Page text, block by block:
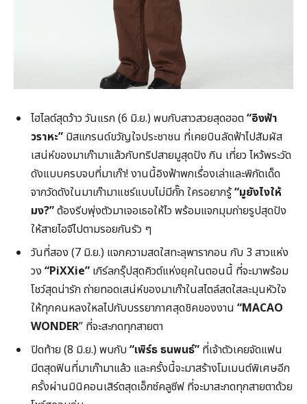
ไฮไลต์สุดว้าว วันแรก (6 มิ.ย.) พบกับสาวสวยสุดฮอต“อิงฟ้า
วราหะ” มิสแกรนด์ขวัญใจประชาชน ที่เคยบินลัดฟ้าไปสัมผัส
เสน่ห์ของมาเก๊ามาแล้วกับทริปสายมูสุดปัง กิน เที่ยว ไหว้พระวัด
ดังแบบครบจบที่มาเก๊า! งานนี้อิงฟ้าพกเรื่องเล่าและพิกัดเด็ด
จากวัดดังในมาเก๊ามาแชร์แบบไม่มีกั๊ก ใครอยากรู้“มูยังไงให้
มง?”ต้องรีบพุ่งตัวมาเจอเธอให้ไว พร้อมแจกมุมถ่ายรูปสุดปัง
ให้สายไอจีไปตามรอยกันรัว ๆ
วันที่สอง (7 มิ.ย.) แจกความสดใสทะลุพารากอน กับ 3 สาวแห่ง
วง “PiXXie” เกิร์ลกรุ๊ปสุดคิวต์แห่งยุคในตอนนี้ ที่จะมาพร้อม
โชว์สุดน่ารัก ถ่ายทอดเสน่ห์ของมาเก๊าในสไตล์สดใสละมุนหัวใจ
ให้ทุกคนหลงใหลไปกับบรรยากาศสุดชิคของงาน “MACAO
WONDER” ที่จะสะกดทุกสายตา
ปิดท้าย (8 มิ.ย.) พบกับ“เพิร์ธ ธนพนธ์” ที่เจ้าตัวเคยจัดแฟน
มีตสุดฟินที่มาเก๊ามาแล้ว และครั้งนี้จะมาสร้างโมเมนต์พิเศษอีก
ครั้งผ่านมินิคอนเสิร์ตสุดเอ็กซ์คลูซีฟ ที่จะมาสะกดทุกสายตาด้วย